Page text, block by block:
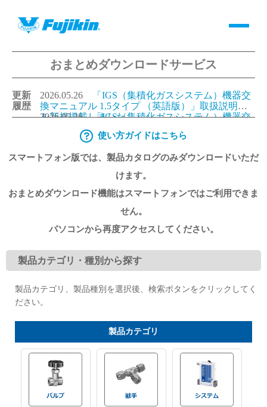
製品情報
バルブ・継手・システムを探す
製品カタログダウンロード
バルブと継手のきほん
説明会・講習会
おまとめダウンロードサービス
更新
履歴
2026.05.26
「IGS（集積化ガスシステム）機器交
換マニュアル 1.5タイプ （英語版）」取扱説明書
を新規掲載しました。
2026.05.26「IGS（集積化ガスシステム）機器交
換マニュアル 1.125タイプ（英語版）」取扱説明書
を新規掲載しました。
2026.05.26「IGS（集積化ガスシステム）機器交
書を更新しました。
2026.05.26「IGS（集積化ガスシステム）機器交
換マニュアル 1.125タイプ（日本語版）」取扱説明
書を更新しました。
使い方ガイドはこちら
スマートフォン版では、製品カタログのみダウンロードいただ
けます。
おまとめダウンロード機能はスマートフォンではご利用できま
せん。
パソコンから再度アクセスしてください。
製品カテゴリ・種別から探す
製品カテゴリ、製品種別を選択後、検索ボタンをクリックしてく
ださい。
製品カテゴリ